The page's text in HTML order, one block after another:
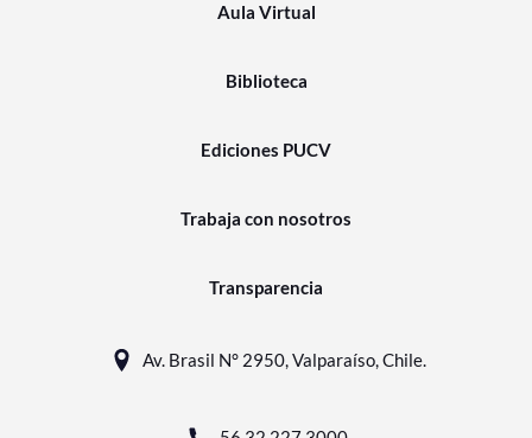
Aula Virtual
Biblioteca
Ediciones PUCV
Trabaja con nosotros
Transparencia
Av. Brasil N° 2950, Valparaíso, Chile.